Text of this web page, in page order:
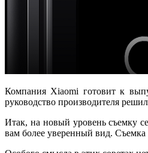
Компания Xiaomi готовит к
руководство производителя
Итак, на новый уровень съемку
вам более уверенный вид. Съемка